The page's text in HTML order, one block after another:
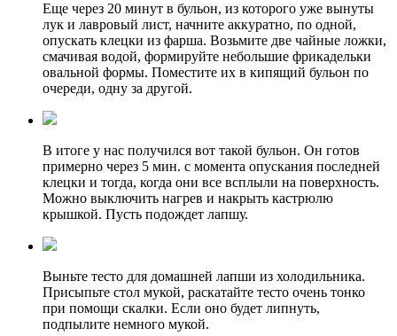
Еще через 20 минут в бульон, из которого уже вынуты
лук и лавровый лист, начните аккуратно, по одной,
опускать клецки из фарша. Возьмите две чайные ложки,
смачивая водой, формируйте небольшие фрикадельки
овальной формы. Поместите их в кипящий бульон по
очереди, одну за другой.
В итоге у нас получился вот такой бульон. Он готов
примерно через 5 мин. с момента опускания последней
клецки и тогда, когда они все всплыли на поверхность.
Можно выключить нагрев и накрыть кастрюлю
крышкой. Пусть подождет лапшу.
Выньте тесто для домашней лапши из холодильника.
Присыпьте стол мукой, раскатайте тесто очень тонко
при помощи скалки. Если оно будет липнуть,
подпылите немного мукой.